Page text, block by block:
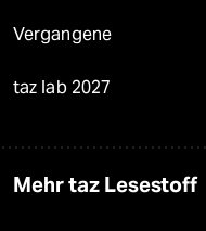
Vergangene
taz lab 2027
Mehr taz Lesestoff